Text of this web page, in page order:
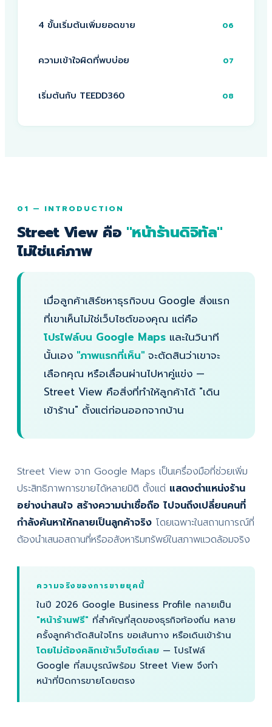
4 ขั้นเริ่มต้นเพิ่มยอดขาย 06
ความเข้าใจผิดที่พบบ่อย 07
เริ่มต้นกับ TEEDD360 08
01 — INTRODUCTION
Street View คือ "หน้าร้านดิจิทัล"
ไม่ใช่แค่ภาพ
เมื่อลูกค้าเสิร์ชหาธุรกิจบน Google สิ่งแรก
ที่เขาเห็นไม่ใช่เว็บไซต์ของคุณ แต่คือ
โปรไฟล์บน Google Maps และในวินาที
นั้นเอง "ภาพแรกที่เห็น" จะตัดสินว่าเขาจะ
เลือกคุณ หรือเลื่อนผ่านไปหาคู่แข่ง —
Street View คือสิ่งที่ทำให้ลูกค้าได้ "เดิน
เข้าร้าน" ตั้งแต่ก่อนออกจากบ้าน
Street View จาก Google Maps เป็นเครื่องมือที่ช่วยเพิ่ม
ประสิทธิภาพการขายได้หลายมิติ ตั้งแต่ แสดงตำแหน่งร้าน
อย่างน่าสนใจ สร้างความน่าเชื่อถือ ไปจนถึงเปลี่ยนคนที่
กำลังค้นหาให้กลายเป็นลูกค้าจริง โดยเฉพาะในสถานการณ์ที่
ต้องนำเสนอสถานที่หรืออสังหาริมทรัพย์ในสภาพแวดล้อมจริง
ความจริงของการขายยุคนี้
ในปี 2026 Google Business Profile กลายเป็น
"หน้าร้านฟรี" ที่สำคัญที่สุดของธุรกิจท้องถิ่น หลาย
ครั้งลูกค้าตัดสินใจโทร ขอเส้นทาง หรือเดินเข้าร้าน
โดยไม่ต้องคลิกเข้าเว็บไซต์เลย — โปรไฟล์
Google ที่สมบูรณ์พร้อม Street View จึงทำ
หน้าที่ปิดการขายโดยตรง